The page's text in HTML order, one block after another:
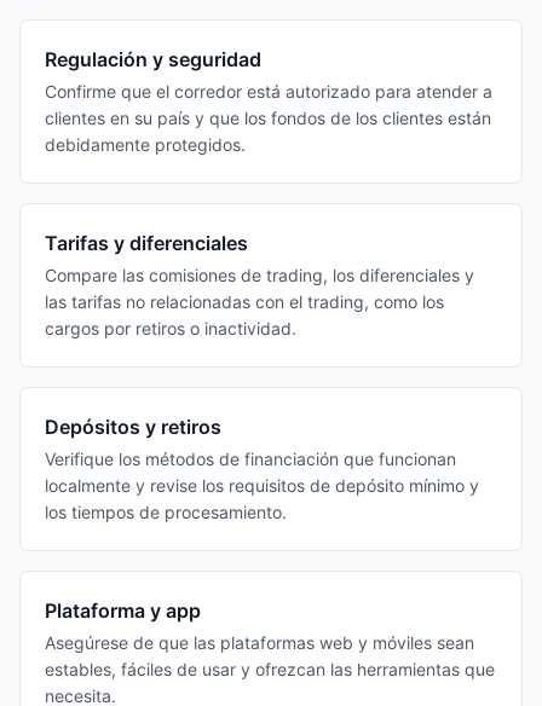
Regulación y seguridad
Confirme que el corredor está autorizado para atender a
clientes en su país y que los fondos de los clientes están
debidamente protegidos.
Tarifas y diferenciales
Compare las comisiones de trading, los diferenciales y
las tarifas no relacionadas con el trading, como los
cargos por retiros o inactividad.
Depósitos y retiros
Verifique los métodos de financiación que funcionan
localmente y revise los requisitos de depósito mínimo y
los tiempos de procesamiento.
Plataforma y app
Asegúrese de que las plataformas web y móviles sean
estables, fáciles de usar y ofrezcan las herramientas que
necesita.